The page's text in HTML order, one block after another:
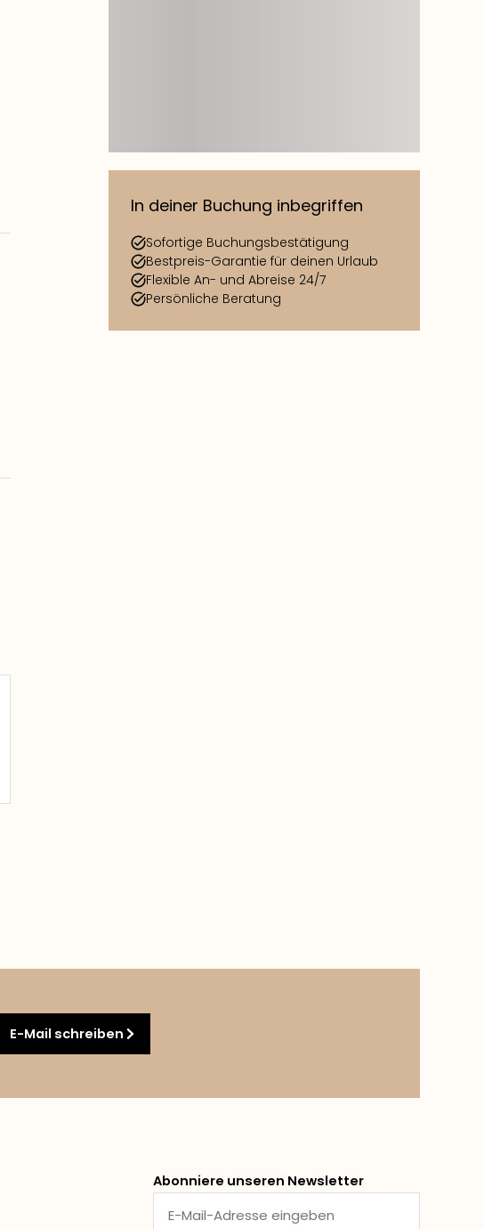
In deiner Buchung inbegriffen
Sofortige Buchungsbestätigung
Bestpreis-Garantie für deinen Urlaub
Flexible An- und Abreise 24/7
Persönliche Beratung
E-Mail schreiben
Abonniere unseren Newsletter